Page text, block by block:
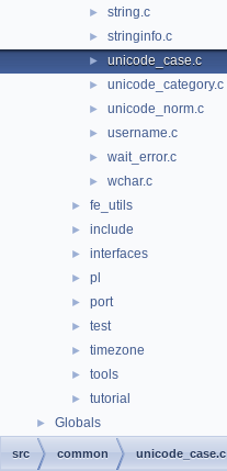
► string.c
► stringinfo.c
► unicode_case.c
► unicode_category.c
► unicode_norm.c
► username.c
► wait_error.c
► wchar.c
► fe_utils
► include
► interfaces
► pl
► port
► test
► timezone
► tools
► tutorial
► Globals
src common unicode_case.c